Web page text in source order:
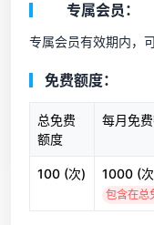
专属会员：
专属会员有效期内，
免费额度：
总免费
额度
每月免
100 (次) 1000 (
包含在总